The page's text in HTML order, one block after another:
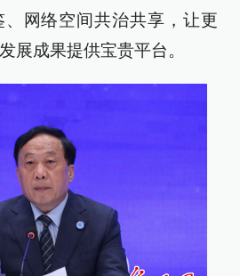
网络空间共治共享，让更
展成果提供宝贵平台。